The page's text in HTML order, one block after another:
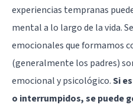
experiencias tempranas
mental a lo largo de la vida.
emocionales que formamos
(generalmente los padres)
emocional y psicológico.Si
o interrumpidos, se puede